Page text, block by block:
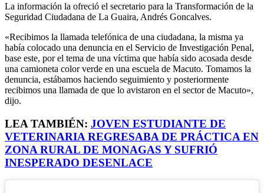
La información la ofreció el secretario para la Transformación de la
Seguridad Ciudadana de La Guaira, Andrés Goncalves.
«Recibimos la llamada telefónica de una ciudadana, la misma ya
había colocado una denuncia en el Servicio de Investigación Penal,
base este, por el tema de una víctima que había sido acosada desde
una camioneta color verde en una escuela de Macuto. Tomamos la
denuncia, estábamos haciendo seguimiento y posteriormente
recibimos una llamada de que lo avistaron en el sector de Macuto»,
dijo.
LEA TAMBIÉN: JOVEN ESTUDIANTE DE
VETERINARIA REGRESABA DE PRÁCTICA EN
ZONA RURAL DE MONAGAS Y SUFRIÓ
INESPERADO DESENLACE